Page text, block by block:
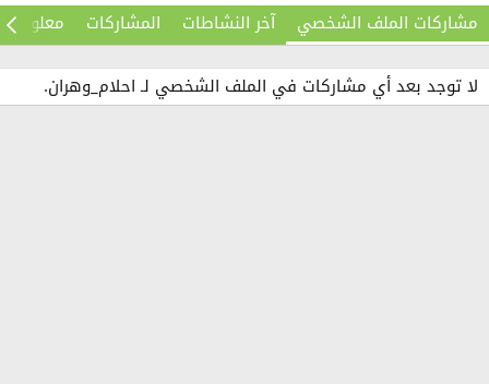
مشاركات الملف الشخصي آخر النشاطات المشاركات معلومات
لا توجد بعد أي مشاركات في الملف الشخصي لـ احلام_وهران.